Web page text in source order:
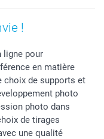
!
ligne pour
en matière
choix de supports et
photo
photo dans
de tirages
une qualité